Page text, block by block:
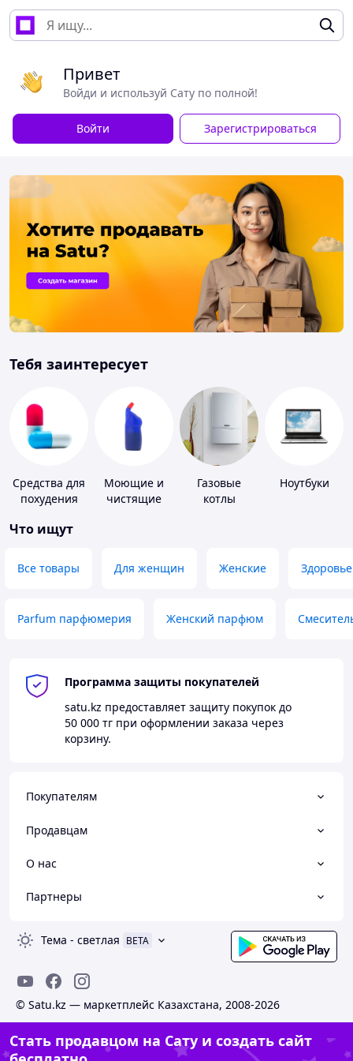
Привет
Войди и используй Сату по полной!
Войти Зарегистрироваться
Тебя заинтересует
Средства для
похудения
Моющие и
чистящие
Газовые
котлы
Ноутбуки
Что ищут
Все товары Для женщин Женские Здоровье
Parfum парфюмерия Женский парфюм
Программа защиты покупателей
satu.kz предоставляет защиту покупок до
50 000 тг при оформлении заказа через
корзину.
Покупателям
Продавцам
О нас
Партнеры
Тема - светлая BETA
© Satu.kz — маркетплейс Казахстана, 2008-2026
Стать продавцом на Сату и создать сайт